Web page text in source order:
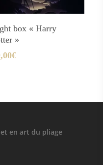
Ajouter Au Panier
box « Harry
»
€
en art du pliage